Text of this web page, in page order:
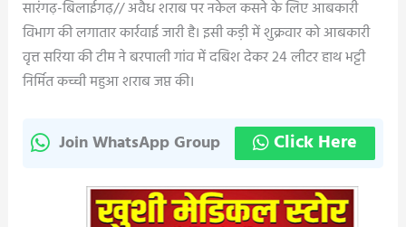
सारंगढ़-बिलाईगढ़// अवैध शराब पर नकेल कसने के लिए आबकारी
विभाग की लगातार कार्रवाई जारी है। इसी कड़ी में शुक्रवार को आबकारी
वृत्त सरिया की टीम ने बरपाली गांव में दबिश देकर 24 लीटर हाथ भट्टी
निर्मित कच्ची महुआ शराब जप्त की।
Join WhatsApp Group Click Here